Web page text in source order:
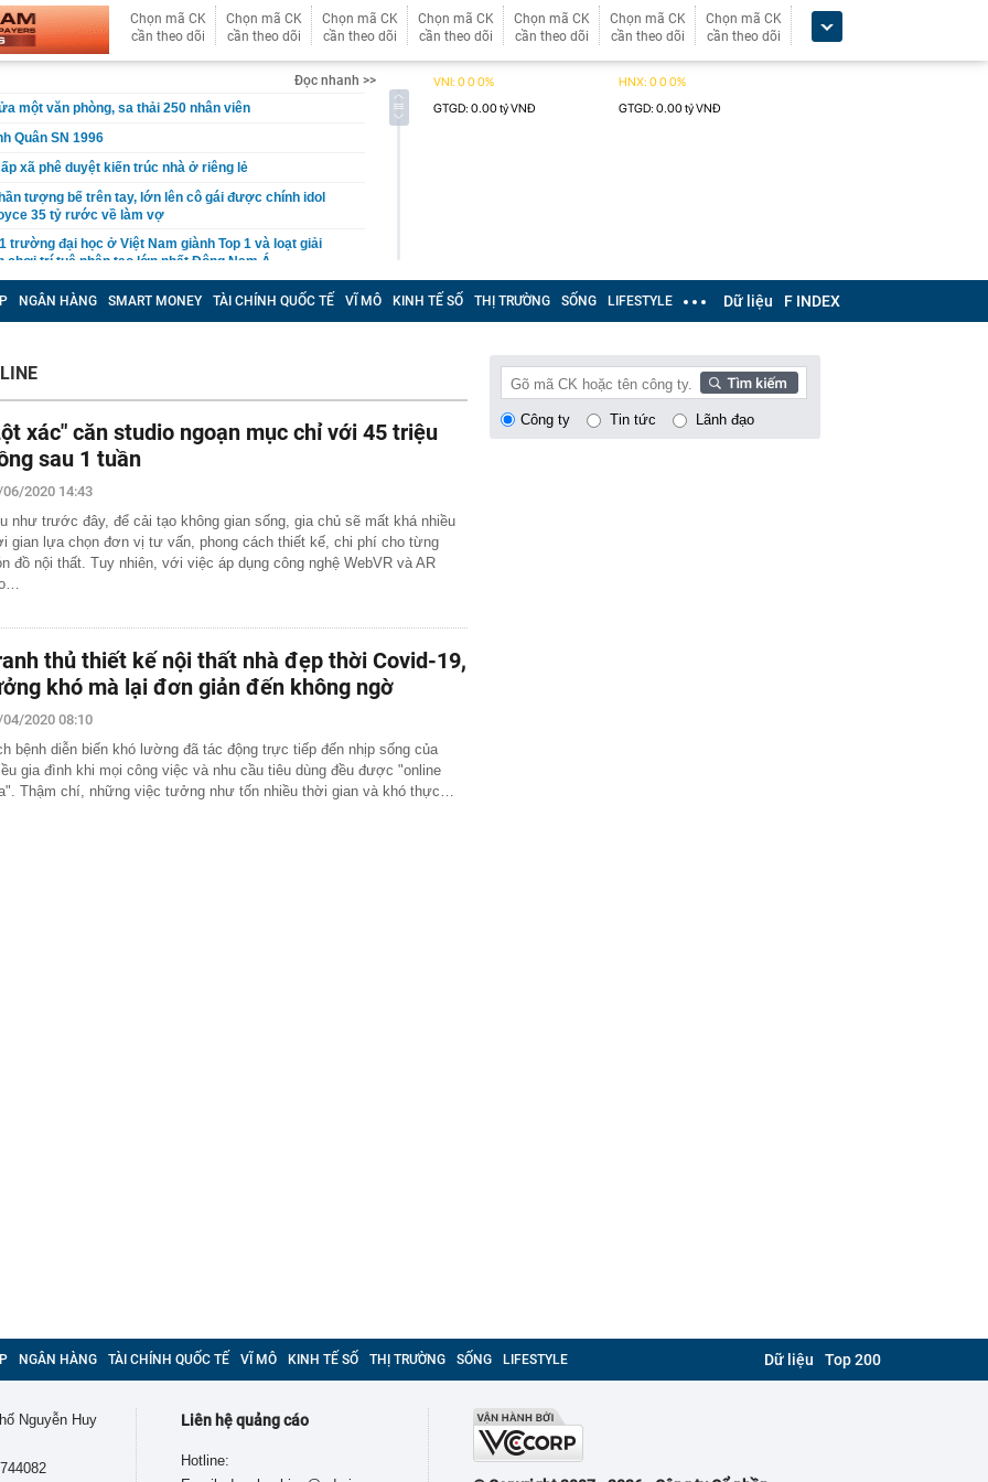
Chọn mã CK
cần theo dõi
Chọn mã CK
cần theo dõi
Chọn mã CK
cần theo dõi
Chọn mã CK
cần theo dõi
Chọn mã CK
cần theo dõi
Chọn mã CK
cần theo dõi
Chọn mã CK
cần theo dõi
Đọc nhanh >>
một văn phòng, sa thải 250 nhân viên
Quân SN 1996
xã phê duyệt kiến trúc nhà ở riêng lẻ
tượng bế trên tay, lớn lên cô gái được chính idol
35 tỷ rước về làm vợ
trường đại học ở Việt Nam giành Top 1 và loạt giải
chơi trí tuệ nhân tạo lớn nhất Đông Nam Á
Điện Máy Xanh 'gom hàng' trong ngày đầu tiên cổ phiếu
rút 10,8 tỷ đồng tiền mặt, cặp vợ chồng bị công an chặn
đã “rửa tiền" gần 319 tỷ đồng cho Mr Pips như thế
và cuộc đua lấp đầy sân vận động
"1 con gà gáy 3 nước cùng nghe" ở ngay miền Bắc:
1800m, không phải lúc nào cũng tới được
bất động sản: Sẽ không 'vẽ' thêm thủ tục?
Trung Quốc bị quay lén đếm tiền giữa văn phòng: Dự
nhất Nam Mỹ 'dậy sóng'
đại học trực thuộc Đại học Bách khoa Hà Nội
2k8 gây ấn tượng tại vòng sơ khảo Miss Galaxy
hướng dẫn qua điện thoại để "hoàn tất thủ tục dịch
phụ nữ bị lừa mất gần 600 triệu đồng
hầm xuyên núi Tam Đảo
là thời điểm tốt nhất lịch sử để khởi nghiệp", nhiều
vì mắc kẹt ở 1 ĐIỀU ai cũng hiểu nhưng ít khi vượt
NGÂN HÀNG SMART MONEY TÀI CHÍNH QUỐC TẾ VĨ MÔ KINH TẾ SỐ THỊ TRƯỜNG SỐNG LIFESTYLE Dữ liệu F INDEX
xác" căn studio ngoạn mục chỉ với 45 triệu
sau 1 tuần
2020 14:43
như trước đây, để cải tạo không gian sống, gia chủ sẽ mất khá nhiều
gian lựa chọn đơn vị tư vấn, phong cách thiết kế, chi phí cho từng
đồ nội thất. Tuy nhiên, với việc áp dụng công nghệ WebVR và AR
thủ thiết kế nội thất nhà đẹp thời Covid-19,
khó mà lại đơn giản đến không ngờ
2020 08:10
bệnh diễn biến khó lường đã tác động trực tiếp đến nhịp sống của
gia đình khi mọi công việc và nhu cầu tiêu dùng đều được "online
Thậm chí, những việc tưởng như tốn nhiều thời gian và khó thực…
Công ty Tin tức Lãnh đạo
NGÂN HÀNG TÀI CHÍNH QUỐC TẾ VĨ MÔ KINH TẾ SỐ THỊ TRƯỜNG SỐNG LIFESTYLE Dữ liệu Top 200
Nguyễn Huy
Liên hệ quảng cáo
Hotline: